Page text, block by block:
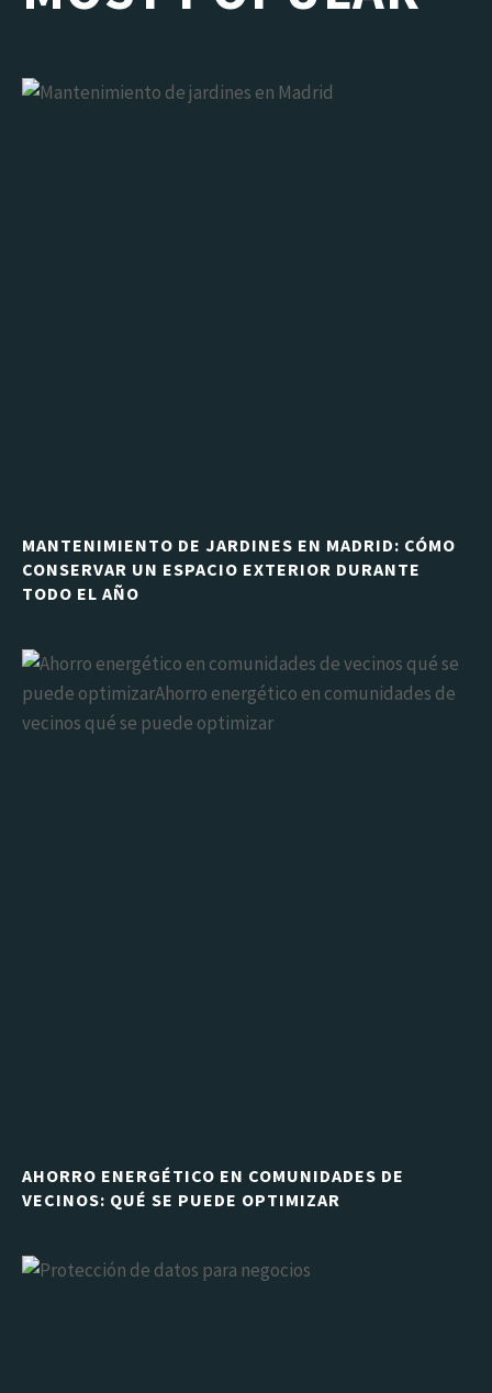
MANTENIMIENTO DE JARDINES EN MADRID: CÓMO
CONSERVAR UN ESPACIO EXTERIOR DURANTE
TODO EL AÑO
AHORRO ENERGÉTICO EN COMUNIDADES DE
VECINOS: QUÉ SE PUEDE OPTIMIZAR